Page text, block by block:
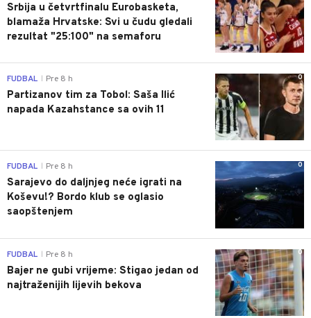
Srbija u četvrtfinalu Eurobasketa,
blamaža Hrvatske: Svi u čudu gledali
rezultat "25:100" na semaforu
0
FUDBAL Pre 8 h
Partizanov tim za Tobol: Saša Ilić
napada Kazahstance sa ovih 11
0
FUDBAL Pre 8 h
Sarajevo do daljnjeg neće igrati na
Koševu!? Bordo klub se oglasio
saopštenjem
0
FUDBAL Pre 8 h
Bajer ne gubi vrijeme: Stigao jedan od
najtraženijih lijevih bekova